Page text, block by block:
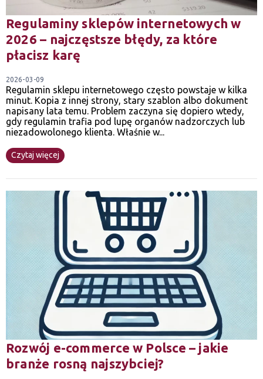
Regulaminy sklepów internetowych w
2026 – najczęstsze błędy, za które
płacisz karę
2026-03-09
Regulamin sklepu internetowego często powstaje w kilka
minut. Kopia z innej strony, stary szablon albo dokument
napisany lata temu. Problem zaczyna się dopiero wtedy,
gdy regulamin trafia pod lupę organów nadzorczych lub
niezadowolonego klienta. Właśnie w...
Czytaj więcej
Rozwój e-commerce w Polsce – jakie
branże rosną najszybciej?